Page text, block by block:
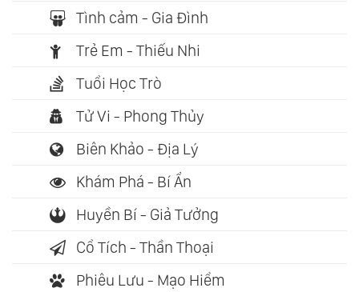
Tình cảm - Gia Đình
Trẻ Em - Thiếu Nhi
Tuổi Học Trò
Tử Vi - Phong Thủy
Biên Khảo - Địa Lý
Khám Phá - Bí Ẩn
Huyền Bí - Giả Tưởng
Cổ Tích - Thần Thoại
Phiêu Lưu - Mạo Hiểm